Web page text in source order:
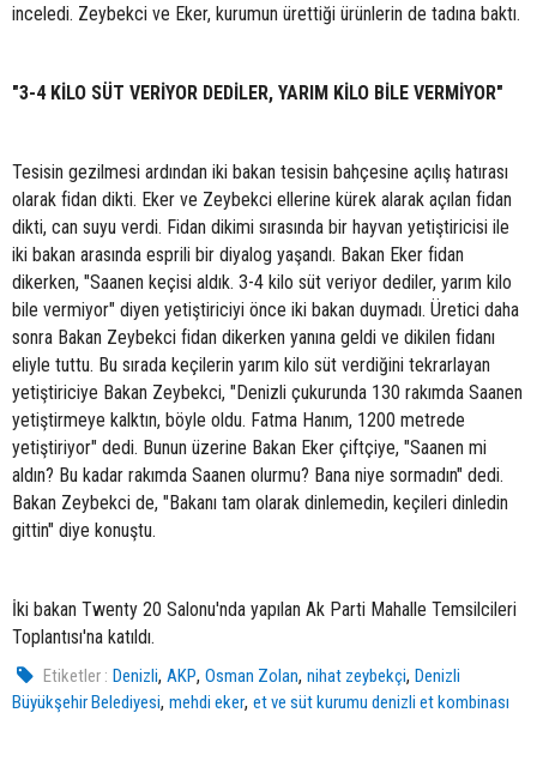
inceledi. Zeybekci ve Eker, kurumun ürettiği ürünlerin de tadına baktı.
"3-4 KİLO SÜT VERİYOR DEDİLER, YARIM KİLO BİLE VERMİYOR"
Tesisin gezilmesi ardından iki bakan tesisin bahçesine açılış hatırası
olarak fidan dikti. Eker ve Zeybekci ellerine kürek alarak açılan fidan
dikti, can suyu verdi. Fidan dikimi sırasında bir hayvan yetiştiricisi ile
iki bakan arasında esprili bir diyalog yaşandı. Bakan Eker fidan
dikerken, "Saanen keçisi aldık. 3-4 kilo süt veriyor dediler, yarım kilo
bile vermiyor" diyen yetiştiriciyi önce iki bakan duymadı. Üretici daha
sonra Bakan Zeybekci fidan dikerken yanına geldi ve dikilen fidanı
eliyle tuttu. Bu sırada keçilerin yarım kilo süt verdiğini tekrarlayan
yetiştiriciye Bakan Zeybekci, "Denizli çukurunda 130 rakımda Saanen
yetiştirmeye kalktın, böyle oldu. Fatma Hanım, 1200 metrede
yetiştiriyor" dedi. Bunun üzerine Bakan Eker çiftçiye, "Saanen mi
aldın? Bu kadar rakımda Saanen olurmu? Bana niye sormadın" dedi.
Bakan Zeybekci de, "Bakanı tam olarak dinlemedin, keçileri dinledin
gittin" diye konuştu.
İki bakan Twenty 20 Salonu'nda yapılan Ak Parti Mahalle Temsilcileri
Toplantısı'na katıldı.
Etiketler : Denizli,AKP,Osman Zolan,nihat zeybekçi,Denizli
Büyükşehir Belediyesi, mehdi eker, et ve süt kurumu denizli et kombinası